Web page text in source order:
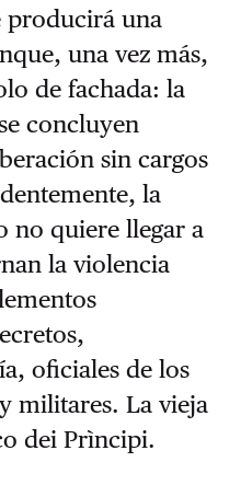
producirá una
una vez más,
de fachada: la
concluyen
sin cargos
la
no quiere llegar a
la violencia
oficiales de los
militares. La vieja
dei Prìncipi.